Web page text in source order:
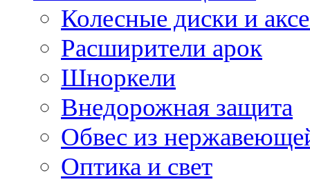
Колесные диски и
Расширители арок
Шноркели
Внедорожная защита
Обвес из
Оптика и свет